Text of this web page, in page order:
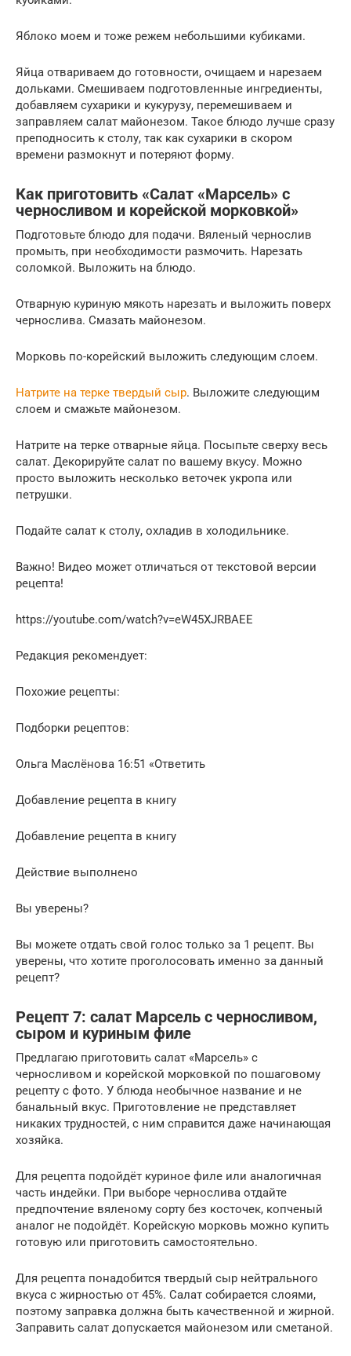
Яблоко моем и тоже режем небольшими кубиками.
Яйца отвариваем до готовности, очищаем и нарезаем
дольками. Смешиваем подготовленные ингредиенты,
добавляем сухарики и кукурузу, перемешиваем и
заправляем салат майонезом. Такое блюдо лучше сразу
преподносить к столу, так как сухарики в скором
времени размокнут и потеряют форму.
Как приготовить «Салат «Марсель» с
черносливом и корейской морковкой»
Подготовьте блюдо для подачи. Вяленый чернослив
промыть, при необходимости размочить. Нарезать
соломкой. Выложить на блюдо.
Отварную куриную мякоть нарезать и выложить поверх
чернослива. Смазать майонезом.
Морковь по-корейский выложить следующим слоем.
Натрите на терке твердый сыр. Выложите следующим
слоем и смажьте майонезом.
Натрите на терке отварные яйца. Посыпьте сверху весь
салат. Декорируйте салат по вашему вкусу. Можно
просто выложить несколько веточек укропа или
петрушки.
Подайте салат к столу, охладив в холодильнике.
Важно! Видео может отличаться от текстовой версии
рецепта!
https://youtube.com/watch?v=eW45XJRBAEE
Редакция рекомендует:
Похожие рецепты:
Подборки рецептов:
Ольга Маслёнова 16:51 «Ответить
Добавление рецепта в книгу
Добавление рецепта в книгу
Действие выполнено
Вы уверены?
Вы можете отдать свой голос только за 1 рецепт. Вы
уверены, что хотите проголосовать именно за данный
рецепт?
Рецепт 7: салат Марсель с черносливом,
сыром и куриным филе
Предлагаю приготовить салат «Марсель» с
черносливом и корейской морковкой по пошаговому
рецепту с фото. У блюда необычное название и не
банальный вкус. Приготовление не представляет
никаких трудностей, с ним справится даже начинающая
хозяйка.
Для рецепта подойдёт куриное филе или аналогичная
часть индейки. При выборе чернослива отдайте
предпочтение вяленому сорту без косточек, копченый
аналог не подойдёт. Корейскую морковь можно купить
готовую или приготовить самостоятельно.
Для рецепта понадобится твердый сыр нейтрального
вкуса с жирностью от 45%. Салат собирается слоями,
поэтому заправка должна быть качественной и жирной.
Заправить салат допускается майонезом или сметаной.